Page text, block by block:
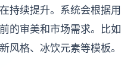
持续提升。系统会根据
的审美和市场需求。比
风格、冰饮元素等模板